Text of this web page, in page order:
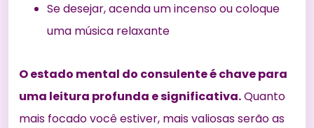
Se desejar, acenda um incenso ou coloque
uma música relaxante
O estado mental do consulente é chave para
uma leitura profunda e significativa.Quanto
mais focado você estiver, mais valiosas serão as